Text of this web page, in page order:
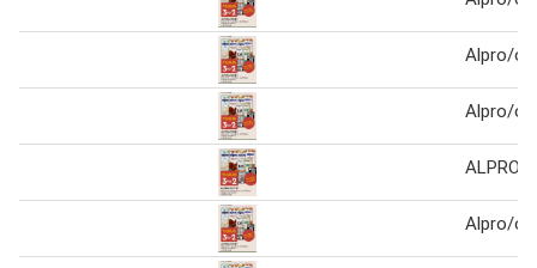
Alpro/
Alpro/
ALPRO/
Alpro/